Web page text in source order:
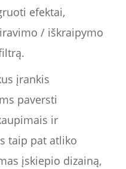
efektai,
/ iškraipymo
įrankis
paversti
ir
taip pat atliko
įskiepio dizainą,